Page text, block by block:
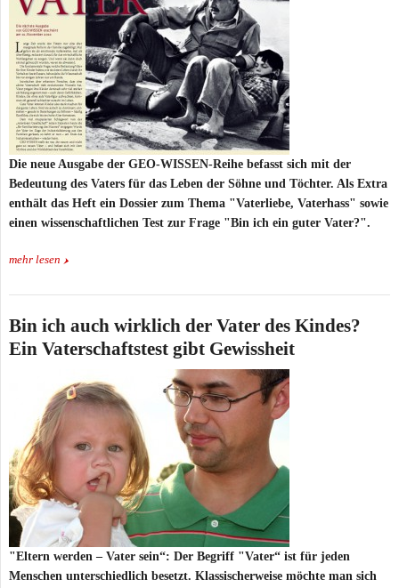
Die neue Ausgabe der GEO-WISSEN-Reihe befasst sich mit der
Bedeutung des Vaters für das Leben der Söhne und Töchter. Als Extra
enthält das Heft ein Dossier zum Thema "Vaterliebe, Vaterhass" sowie
einen wissenschaftlichen Test zur Frage "Bin ich ein guter Vater?".
mehr lesen
Bin ich auch wirklich der Vater des Kindes?
Ein Vaterschaftstest gibt Gewissheit
"Eltern werden – Vater sein“: Der Begriff "Vater“ ist für jeden
Menschen unterschiedlich besetzt. Klassischerweise möchte man sich